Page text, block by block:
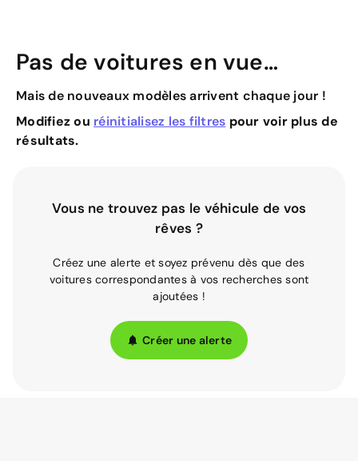
Pas de voitures en vue…
Mais de nouveaux modèles arrivent chaque jour !
Modifiez ou réinitialisez les filtres pour voir plus de
résultats.
Vous ne trouvez pas le véhicule de vos
rêves ?
Créez une alerte et soyez prévenu dès que des
voitures correspondantes à vos recherches sont
ajoutées !
Créer une alerte